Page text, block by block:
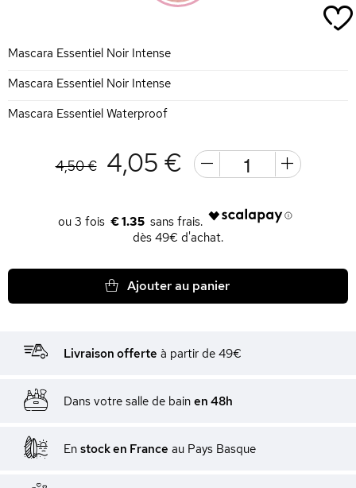
Mascara Essentiel Noir Intense
Mascara Essentiel Noir Intense
Mascara Essentiel Waterproof
4,50 € 4,05 €
€ 1.35
dès 49€ d'achat.
Ajouter au panier
Livraison offerte à partir de 49€
Dans votre salle de bain en 48h
En stock en France au Pays Basque